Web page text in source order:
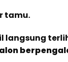
tamu.
langsung